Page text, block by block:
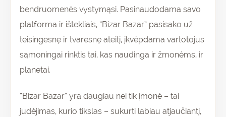
bendruomenės vystymąsi. Pasinaudodama savo
platforma ir ištekliais, “Bizar Bazar” pasisako už
teisingesnę ir tvaresnę ateitį, įkvėpdama vartotojus
sąmoningai rinktis tai, kas naudinga ir žmonėms, ir
planetai.
“Bizar Bazar” yra daugiau nei tik įmonė – tai
judėjimas, kurio tikslas – sukurti labiau atjaučiantį,